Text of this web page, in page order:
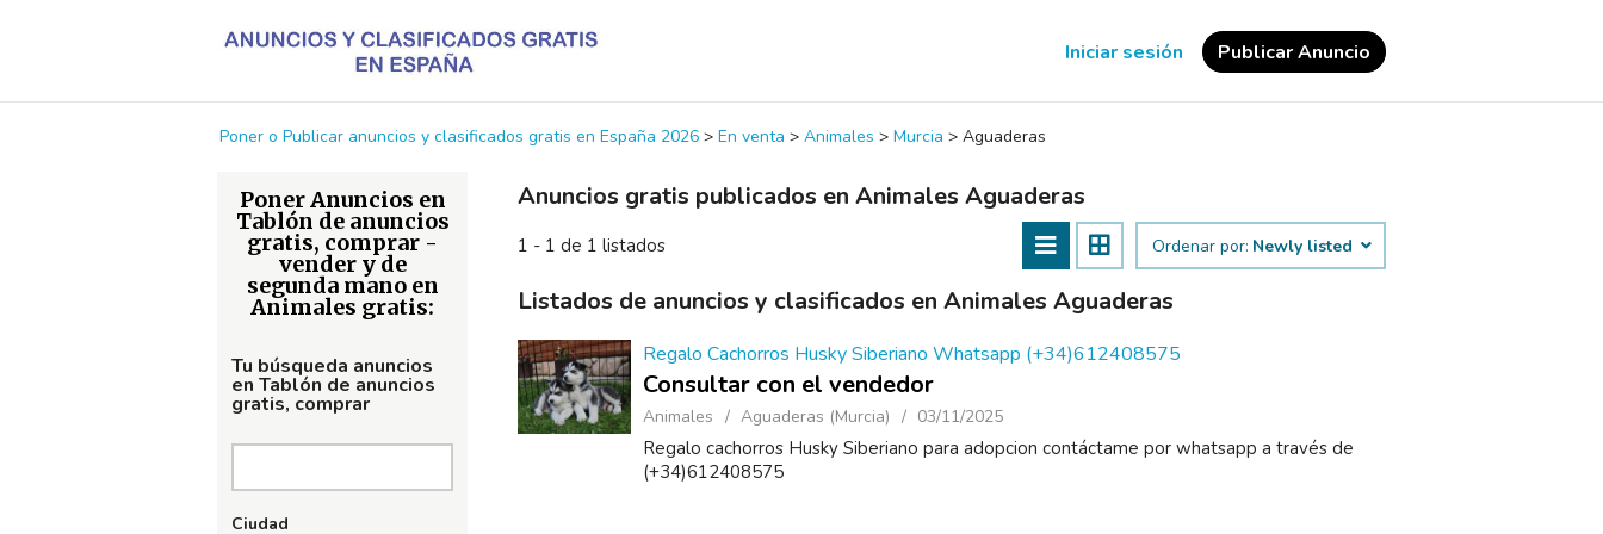
Iniciar sesión Publicar Anuncio
Poner o Publicar anuncios y clasificados gratis en España 2026 > En venta > Animales > Murcia > Aguaderas
Poner Anuncios en
Tablón de anuncios
gratis, comprar -
vender y de
segunda mano en
Animales gratis:
Tu búsqueda anuncios
en Tablón de anuncios
gratis, comprar
Ciudad
Anuncios gratis publicados en Animales Aguaderas
1 - 1 de 1 listados Ordenar por: Newly listed
Listados de anuncios y clasificados en Animales Aguaderas
Regalo Cachorros Husky Siberiano Whatsapp (+34)612408575
Consultar con el vendedor
Animales Aguaderas (Murcia) 03/11/2025
Regalo cachorros Husky Siberiano para adopcion contáctame por whatsapp a través de
(+34)612408575